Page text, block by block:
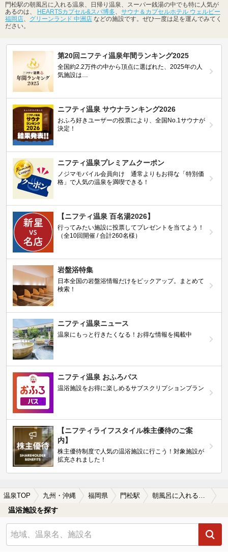
門松駅の朝風呂に入れる温泉、日帰り温泉、スーパー銭湯の中でも特に人気が
あるのは、
HEARTSカプセル&スパ博多、 サウナ＆カプセルホテル ウェルビー
福岡店、 グリーンランド 中洲店 などの施設です。ぜひ一度は足を運んでみてく
ださい。
第20回ニフティ温泉年間ランキング2025
全国約2.2万件の中から頂点に選ばれた、2025年の人
気施設は…
ニフティ温泉 サウナランキング2026
おふろ好きユーザーの投票により、全国No.1サウナが
決定！
ニフティ温泉プレミアムクーポン
ノジマモバイル会員向け 通常よりもお得な「特別価
格」で人気の温泉を満喫できる！
【ニフティ温泉 百名湯2026】
行ってみたい施設に投票してプレゼントを当てよう！
（全10回開催 / 合計260名様）
岩盤浴特集
日本全国の岩盤浴情報だけをピックアップ。まとめて
検索！
ニフティ温泉ニュース
温泉にもっと行きたくなる！お得な情報を掲載中
ニフティ温泉 おふろパス
温浴施設をお得に楽しめるサブスクリプションプラン
【ニフティライフスタイル株主優待のご案
内】
株主優待制度で人気の温浴施設に行こう！対象施設が
拡充されました！
温泉TOP 九州・沖縄 福岡県 門松駅 朝風呂に入れる門松駅近くの温泉、日帰り温泉、スーパー銭湯おすすめ
温浴施設を探す